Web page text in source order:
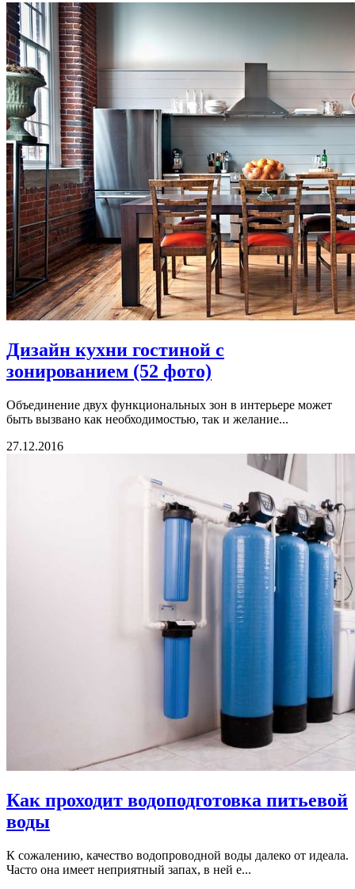
Дизайн кухни гостиной с
зонированием (52 фото)
Объединение двух функциональных зон в интерьере может
быть вызвано как необходимостью, так и желание...
27.12.2016
Как проходит водоподготовка питьевой
воды
К сожалению, качество водопроводной воды далеко от идеала.
Часто она имеет неприятный запах, в ней е...